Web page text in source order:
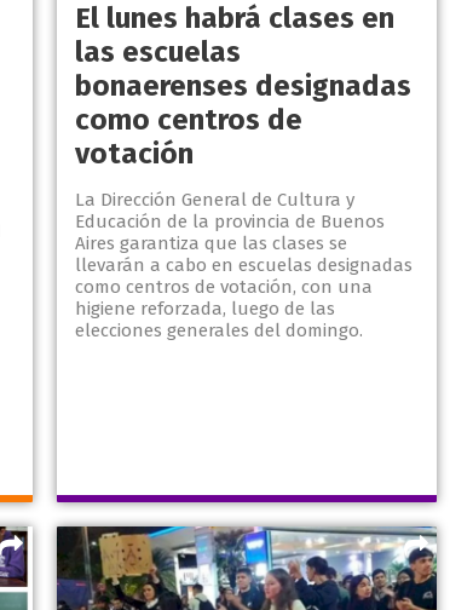
El lunes habrá clases en
las escuelas
bonaerenses designadas
como centros de
votación
La Dirección General de Cultura y
Educación de la provincia de Buenos
Aires garantiza que las clases se
llevarán a cabo en escuelas designadas
como centros de votación, con una
higiene reforzada, luego de las
elecciones generales del domingo.